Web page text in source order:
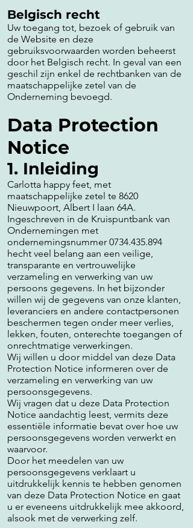
Belgisch recht
Uw toegang tot, bezoek of gebruik van
de Website en deze
gebruiksvoorwaarden worden beheerst
door het Belgisch recht. In geval van een
geschil zijn enkel de rechtbanken van de
maatschappelijke zetel van de
Onderneming bevoegd.
Data Protection
Notice
1. Inleiding
Carlotta happy feet, met
maatschappelijke zetel te 8620
Nieuwpoort, Albert I laan 64A.
Ingeschreven in de Kruispuntbank van
Ondernemingen met
ondernemingsnummer 0734.435.894
hecht veel belang aan een veilige,
transparante en vertrouwelijke
verzameling en verwerking van uw
persoons gegevens. In het bijzonder
willen wij de gegevens van onze klanten,
leveranciers en andere contactpersonen
beschermen tegen onder meer verlies,
lekken, fouten, onterechte toegangen of
onrechtmatige verwerkingen.
Wij willen u door middel van deze Data
Protection Notice informeren over de
verzameling en verwerking van uw
persoonsgegevens.
Wij vragen dat u deze Data Protection
Notice aandachtig leest, vermits deze
essentiële informatie bevat over hoe uw
persoonsgegevens worden verwerkt en
waarvoor.
Door het meedelen van uw
persoonsgegevens verklaart u
uitdrukkelijk kennis te hebben genomen
van deze Data Protection Notice en gaat
u er eveneens uitdrukkelijk mee akkoord,
alsook met de verwerking zelf.